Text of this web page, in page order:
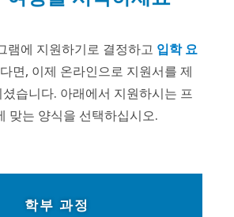
램에 지원하기로 결정하고 입학 요
면, 이제 온라인으로 지원서를 제
습니다. 아래에서 지원하시는 프
맞는 양식을 선택하십시오.
학부 과정